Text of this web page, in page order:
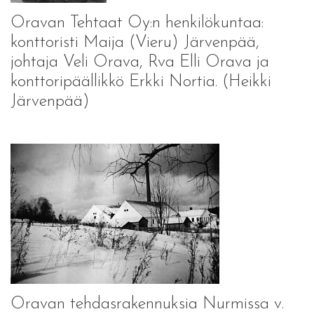
Oravan Tehtaat Oy:n henkilökuntaa:
konttoristi Maija (Vieru) Järvenpää,
johtaja Veli Orava, Rva Elli Orava ja
konttoripäällikkö Erkki Nortia. (Heikki
Järvenpää)
Oravan tehdasrakennuksia Nurmissa v.